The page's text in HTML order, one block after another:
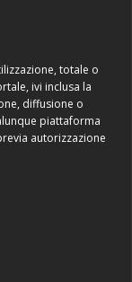
totale o
ivi inclusa la
diffusione o
piattaforma
autorizzazione